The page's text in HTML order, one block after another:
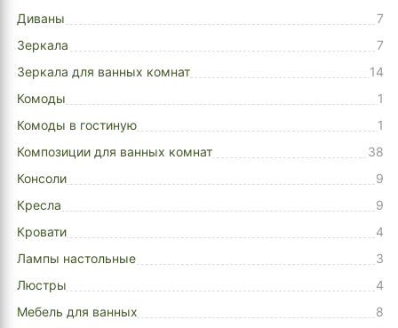
Диваны
7
Зеркала
7
Зеркала для ванных комнат
14
Комоды
1
Комоды в гостиную
1
Композиции для ванных комнат
38
Консоли
9
Кресла
9
Кровати
4
Лампы настольные
3
Люстры
4
Мебель для ванных
8